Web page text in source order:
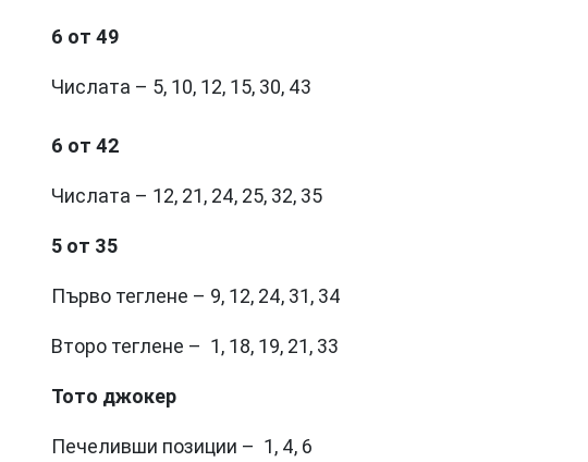
6 от 49
Числата – 5, 10, 12, 15, 30, 43
6 от 42
Числата – 12, 21, 24, 25, 32, 35
5 от 35
Първо теглене – 9, 12, 24, 31, 34
Второ теглене – 1, 18, 19, 21, 33
Тото джокер
Печеливши позиции – 1, 4, 6